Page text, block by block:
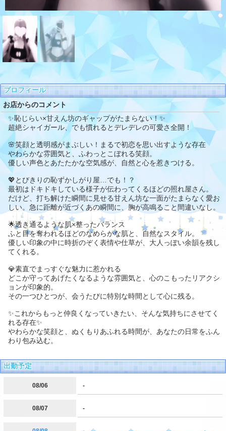
プロフィール
お店からのコメント
✨恥じらい×甘えん坊のギャップがたまらない！✨
超絶シャイガール、でも慣れるとデレデレの可愛さ全開！
🌸笑顔と透明感がまぶしい！まるで初恋を思い出すような存在
やわらかな雰囲気と、ふわっとこぼれる笑顔。
優しい声色とあたたかな空気感が、自然と心を惹きつける。
💖とびきりの恥ずかしがり屋…でも！？
最初はドキドキしている様子が伝わってくるほどの照れ屋さん。
だけど、打ち解けた瞬間に見せる甘えん坊な一面がたまらなく愛お
しい。急に距離が近づくあの瞬間に、胸が高鳴ること間違いなし。
🌟透き通るような肌×整ったバランス
ふと目を奪われるほどのなめらかな肌と、自然なスタイル。
優しい印象の中に時折のぞく表情や仕草が、大人っぽい余韻を残し
てくれる。
💎素直でまっすぐな魅力に惹かれる
どこか守ってあげたくなるような雰囲気と、心のこもったリアクシ
ョンが印象的。
その一つひとつが、会うたびに特別な時間として心に残る。
✨これからもっと仲良くなっていきたい、そんな気持ちにさせてく
れる存在✨
やわらかな笑顔と、ぬくもりあふれる時間が、あなたの日常をふん
わり包み込む。
出勤予定
08/06 -
08/07 -